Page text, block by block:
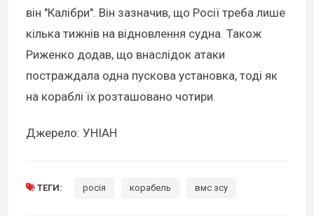
він "Калібри". Він зазначив, що Росії треба лише
кілька тижнів на відновлення судна. Також
Риженко додав, що внаслідок атаки
постраждала одна пускова установка, тоді як
на кораблі їх розташовано чотири.
Джерело: УНІАН
ТЕГИ: росія корабель вмс зсу